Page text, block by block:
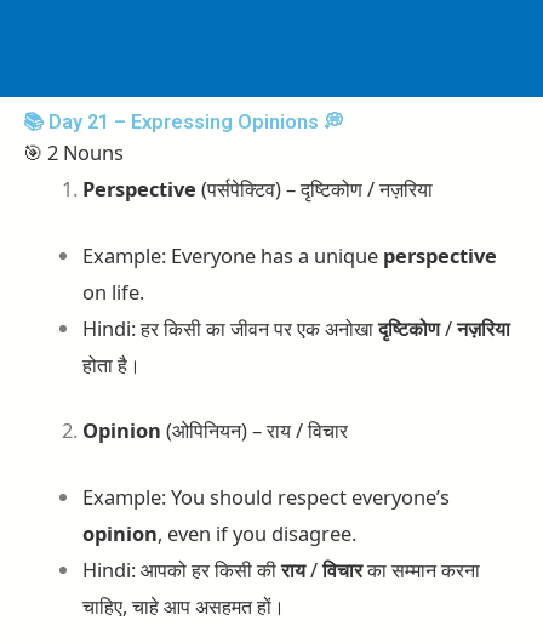
📚 Day 21 – Expressing Opinions 💭
🎯 2 Nouns
Perspective (पर्सपेक्टिव) – दृष्टिकोण / नज़रिया
Example: Everyone has a unique perspective
on life.
Hindi: हर किसी का जीवन पर एक अनोखादृष्टिकोण/नज़रिया
होता है।
Opinion (ओपिनियन) – राय / विचार
Example: You should respect everyone’s
opinion, even if you disagree.
Hindi: आपको हर किसी कीराय/विचारका सम्मान करना
चाहिए, चाहे आप असहमत हों।